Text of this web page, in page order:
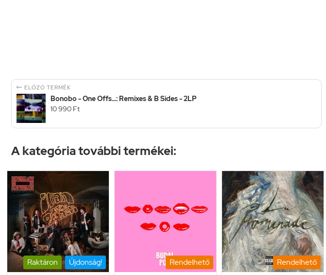
 ELŐZŐ TERMÉK
Bonobo - One Offs...: Remixes & B Sides - 2LP
10 990 Ft
A kategória további termékei:
Raktáron Újdonság! Rendelhető Rendelhető